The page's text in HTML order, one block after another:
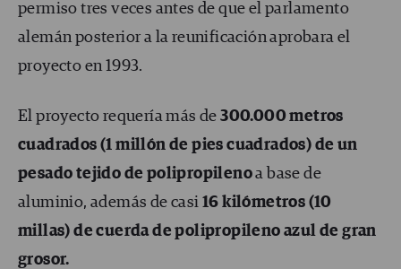
permiso tres veces antes de que el parlamento
alemán posterior a la reunificación aprobara el
proyecto en 1993.
El proyecto requería más de300.000 metros
cuadrados (1 millón de pies cuadrados) de un
pesado tejido de polipropilenoa base de
aluminio, además de casi 16 kilómetros (10
millas) de cuerda de polipropileno azul de gran
grosor.